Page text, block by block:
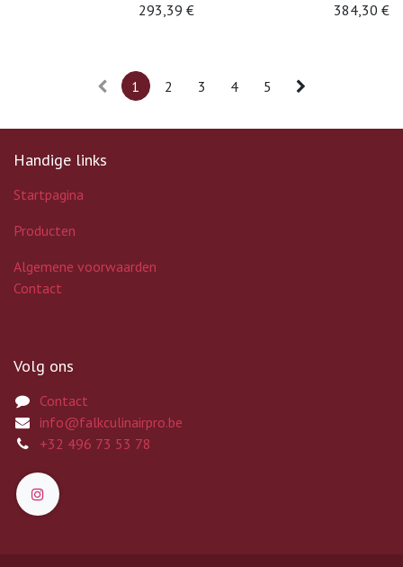
293,39 €
384,30 €
1 2 3 4 5
Handige links
Startpagina
Producten
Algemene voorwaarden
Contact
Volg ons
Contact
info@falkculinairpro.be
+32 496 73 53 78